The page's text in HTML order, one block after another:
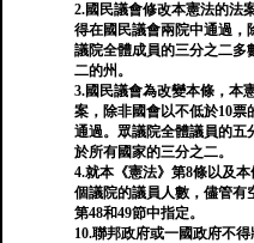
2.國民議會修改本憲法的法
得在國民議會兩院中通過，
議院全體成員的三分之二多
二的州。
3.國民議會為改變本條，本
案，除非國會以不低於10
通過。眾議院全體議員的五
於所有國家的三分之二。
4.就本《憲法》第8條以及
個議院的議員人數，儘管有
第48和49節中指定。
10.聯邦政府或一國政府不